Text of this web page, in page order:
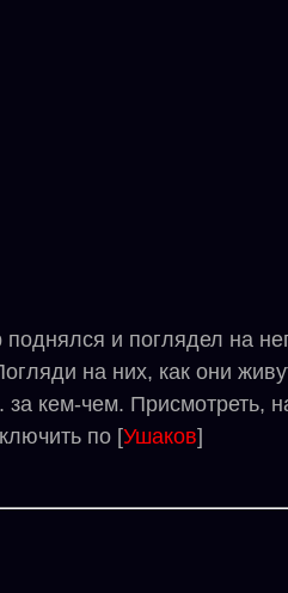
и поглядел на
на них, как они
за кем-чем. Присмотреть,
по [Ушаков]